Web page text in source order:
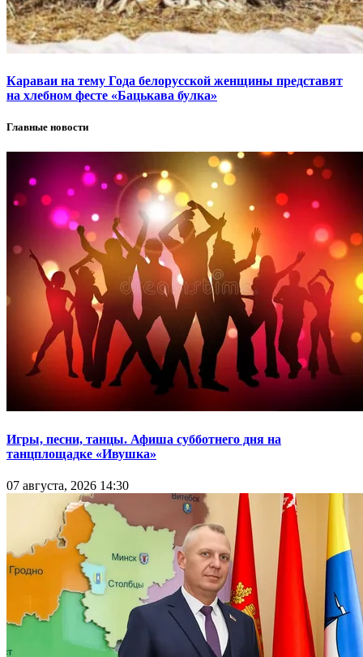
Караваи на тему Года белорусской женщины представят
на хлебном фесте «Бацькава булка»
Главные новости
Игры, песни, танцы. Афиша субботнего дня на
танцплощадке «Ивушка»
07 августа, 2026 14:30